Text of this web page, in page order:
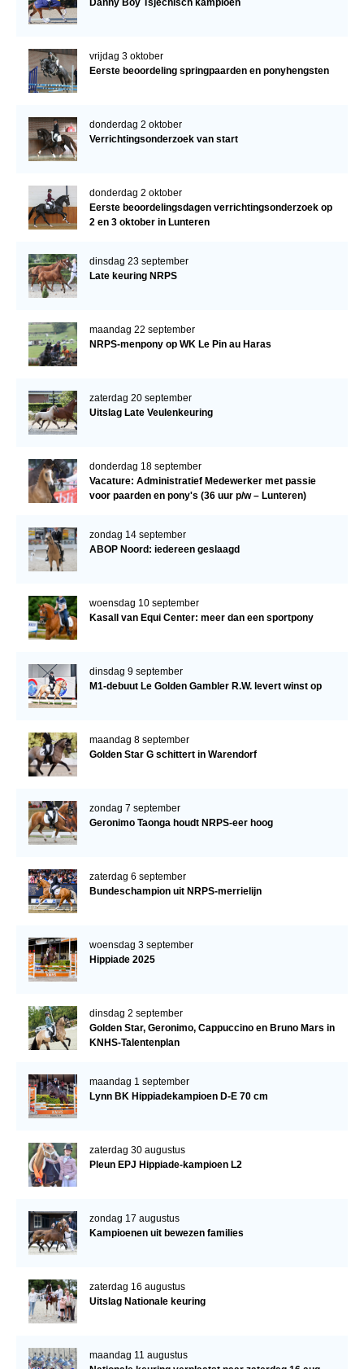
Danny Boy Tsjechisch kampioen
vrijdag 3 oktober
Eerste beoordeling springpaarden en ponyhengsten
donderdag 2 oktober
Verrichtingsonderzoek van start
donderdag 2 oktober
Eerste beoordelingsdagen verrichtingsonderzoek op
2 en 3 oktober in Lunteren
dinsdag 23 september
Late keuring NRPS
maandag 22 september
NRPS-menpony op WK Le Pin au Haras
zaterdag 20 september
Uitslag Late Veulenkeuring
donderdag 18 september
Vacature: Administratief Medewerker met passie
voor paarden en pony's (36 uur p/w – Lunteren)
zondag 14 september
ABOP Noord: iedereen geslaagd
woensdag 10 september
Kasall van Equi Center: meer dan een sportpony
dinsdag 9 september
M1-debuut Le Golden Gambler R.W. levert winst op
maandag 8 september
Golden Star G schittert in Warendorf
zondag 7 september
Geronimo Taonga houdt NRPS-eer hoog
zaterdag 6 september
Bundeschampion uit NRPS-merrielijn
woensdag 3 september
Hippiade 2025
dinsdag 2 september
Golden Star, Geronimo, Cappuccino en Bruno Mars in
KNHS-Talentenplan
maandag 1 september
Lynn BK Hippiadekampioen D-E 70 cm
zaterdag 30 augustus
Pleun EPJ Hippiade-kampioen L2
zondag 17 augustus
Kampioenen uit bewezen families
zaterdag 16 augustus
Uitslag Nationale keuring
maandag 11 augustus